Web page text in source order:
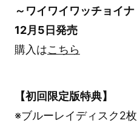
～ワイワイワッチョイナ
12月5日発売
購入はこちら
【初回限定版特典】
※ブルーレイディスク2